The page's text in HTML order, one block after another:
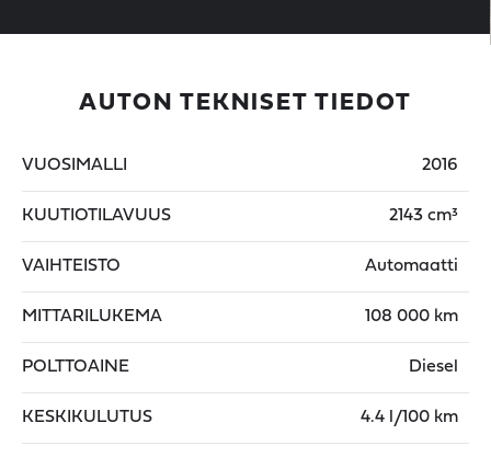
AUTON TEKNISET TIEDOT
VUOSIMALLI 2016
KUUTIOTILAVUUS 2143 cm³
VAIHTEISTO Automaatti
MITTARILUKEMA 108 000 km
POLTTOAINE Diesel
KESKIKULUTUS 4.4 l/100 km